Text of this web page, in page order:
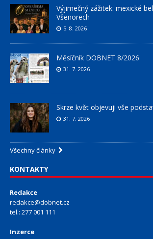
Výjimečný zážitek: mexické
Všenorech
5. 8. 2026
Měsíčník DOBNET 8/2026
31. 7. 2026
Skrze květ objevuji vše
31. 7. 2026
Všechny články
KONTAKTY
Redakce
redakce@dobnet.cz
tel.: 277 001 111
Inzerce